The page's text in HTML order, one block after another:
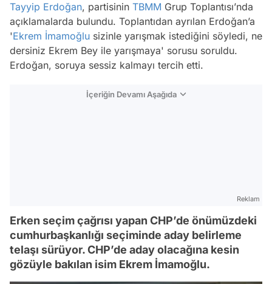
Tayyip Erdoğan, partisinin TBMM Grup Toplantısı’nda
açıklamalarda bulundu. Toplantıdan ayrılan Erdoğan’a
'Ekrem İmamoğlu sizinle yarışmak istediğini söyledi, ne
dersiniz Ekrem Bey ile yarışmaya' sorusu soruldu.
Erdoğan, soruya sessiz kalmayı tercih etti.
İçeriğin Devamı Aşağıda
Reklam
Erken seçim çağrısı yapan CHP’de önümüzdeki
cumhurbaşkanlığı seçiminde aday belirleme
telaşı sürüyor. CHP’de aday olacağına kesin
gözüyle bakılan isim Ekrem İmamoğlu.